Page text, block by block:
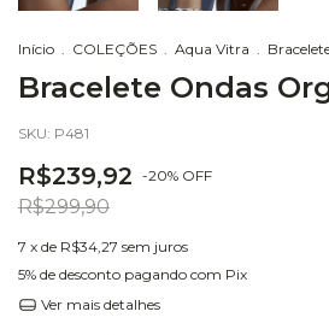
Início . COLEÇÕES . Aqua Vitra .
Bracelete Ondas
SKU: P481
R$239,92 -20% OFF
R$299,90
7 x de R$34,27 sem juros
5% de desconto pagando com Pix
Ver mais detalhes